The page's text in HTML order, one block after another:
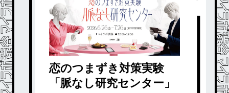
恋のつまずき対策実験
「脈なし研究センター」